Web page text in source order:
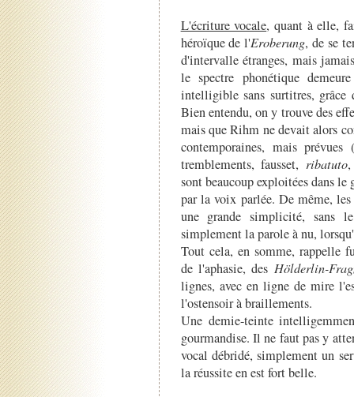
L'écriture vocale, quant à elle,
héroïque de l'Eroberung, de se
d'intervalle étranges, mais
le spectre phonétique
intelligible sans surtitres, grâce
Bien entendu, on y trouve des
mais que Rihm ne devait alors
contemporaines, mais
tremblements, fausset, ribatuto
sont beaucoup exploitées dans
par la voix parlée. De même,
une grande simplicité, sans
simplement la parole à nu,
Tout cela, en somme, rappelle
de l'aphasie, des Hölderlin-
lignes, avec en ligne de mire
l'ostensoir à braillements.
Une demie-teinte
gourmandise. Il ne faut pas y
vocal débridé, simplement un
la réussite en est fort belle.